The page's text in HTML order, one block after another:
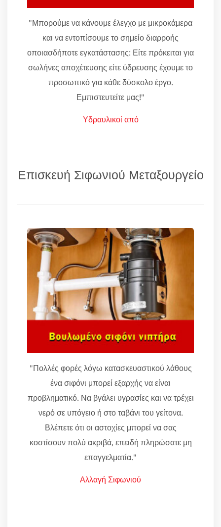
"Μπορούμε να κάνουμε έλεγχο με μικροκάμερα
και να εντοπίσουμε το σημείο διαρροής
οποιασδήποτε εγκατάστασης: Είτε πρόκειται για
σωλήνες αποχέτευσης είτε ύδρευσης έχουμε το
προσωπικό για κάθε δύσκολο έργο.
Εμπιστευτείτε μας!"
Υδραυλικοί από
Επισκευή Σιφωνιού Μεταξουργείο
"Πολλές φορές λόγω κατασκευαστικού λάθους
ένα σιφόνι μπορεί εξαρχής να είναι
προβληματικό. Να βγάλει υγρασίες και να τρέχει
νερό σε υπόγειο ή στο ταβάνι του γείτονα.
Βλέπετε ότι οι αστοχίες μπορεί να σας
κοστίσουν πολύ ακριβά, επειδή πληρώσατε μη
επαγγελματία."
Αλλαγή Σιφωνιού